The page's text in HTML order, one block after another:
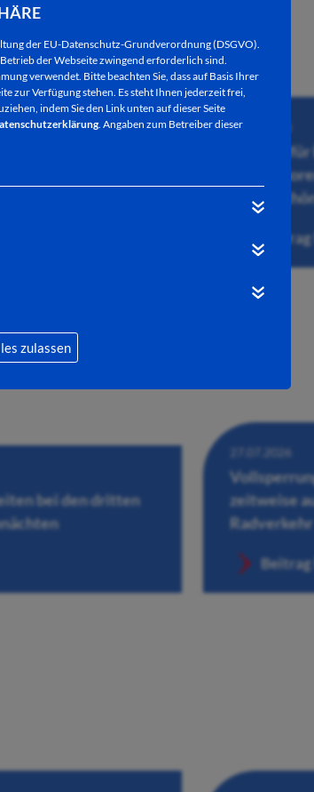
der EU-Datenschutz-Grundverordnung (DSGVO).
der Webseite zwingend erforderlich sind.
verwendet. Bitte beachten Sie, dass auf Basis Ihrer
zur Verfügung stehen. Es steht Ihnen jederzeit frei,
indem Sie den Link unten auf dieser Seite
. Angaben zum Betreiber dieser
zulassen
der aktuellen
in der
28.07.2026
Konzert
und
Leben
bei den dritten
27.07.2026
zeitweise
Radverkehr
Beitrag